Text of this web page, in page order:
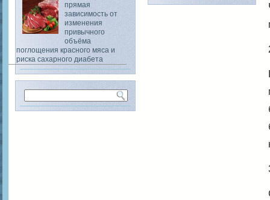
прямая
зависимость от
изменения
привычного
объёма
поглощения красного мяса и
риска сахарного диабета